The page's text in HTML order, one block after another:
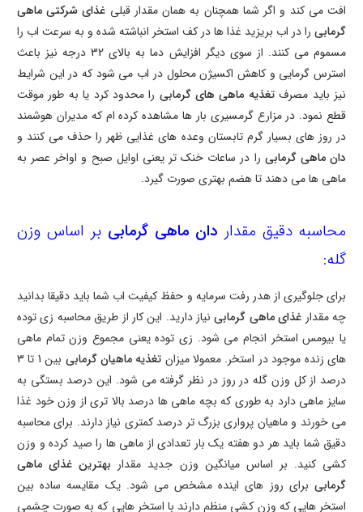
افت می کند و اگر شما همچنان به همان مقدار قبلی غذای شرکتی ماهی
گرمابی را در اب بریزید غذا ها در کف استخر انباشته شده و به سرعت اب را
مسموم می کنند. از سوی دیگر افزایش دما به بالای 32درجه نیز باعث
استرس گرمایی و کاهش اکسیژن محلول در اب می شود که در این شرایط
نیز باید مصرفتغذیه ماهی های گرمابی را محدود کرد یا به طور موقت
قطع نمود. در مزارع گرمسیری بار ها مشاهده کرده ام که مدیران هوشمند
در روز های بسیار گرم تابستان وعده های غذایی ظهر را حذف می کنند و
دان ماهی گرمابی را در ساعات خنک تر یعنی اوایل صبح و اواخر عصر به
ماهی ها می دهند تا هضم بهتری صورت گیرد.
محاسبه دقیق مقدار دان ماهی گرمابی بر اساس وزن
گله:
برای جلوگیری از هدر رفت سرمایه و حفظ کیفیت اب شما باید دقیقا بدانید
چه مقدار غذای ماهی گرمابینیاز دارید. این کار از طریق محاسبه زی توده
یا بیومس استخر انجام می شود. زی توده یعنی مجموع وزن تمام ماهی
های زنده موجود در استخر. معمولا میزان تغذیه ماهیان گرمابی بین 1 تا 3
درصد از کل وزن گله در روز در نظر گرفته می شود. این درصد بستگی به
سایز ماهی دارد به طوری که بچه ماهی ها درصد بالا تری از وزن خود غذا
می خورند و ماهیان پرواری بزرگ تر درصد کمتری نیاز دارند. برای محاسبه
دقیق شما باید هر دو هفته یک بار تعدادی از ماهی ها را صید کرده و وزن
کشی کنید. بر اساس میانگین وزن جدید مقدار بهترین غذای ماهی
گرمابی برای روز های اینده مشخص می شود. یک مقایسه ساده بین
استخر هایی که وزن کشی منظم دارند با استخر هایی که به صورت چشمی